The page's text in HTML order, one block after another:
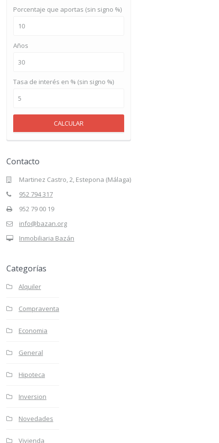
Porcentaje que aportas (sin signo %)
Años
Tasa de interés en % (sin signo %)
CALCULAR
Contacto
Martinez Castro, 2, Estepona (Málaga)
952 794 317
952 79 00 19
info@bazan.org
Inmobiliaria Bazán
Categorías
Alquiler
Compraventa
Economia
General
Hipoteca
Inversion
Novedades
Vivienda